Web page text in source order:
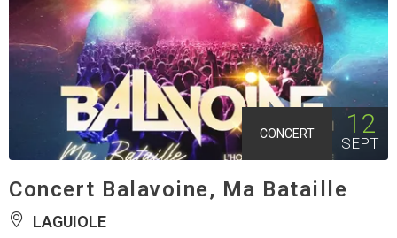
CONCERT 12
SEPT
Concert Balavoine, Ma Bataille
LAGUIOLE